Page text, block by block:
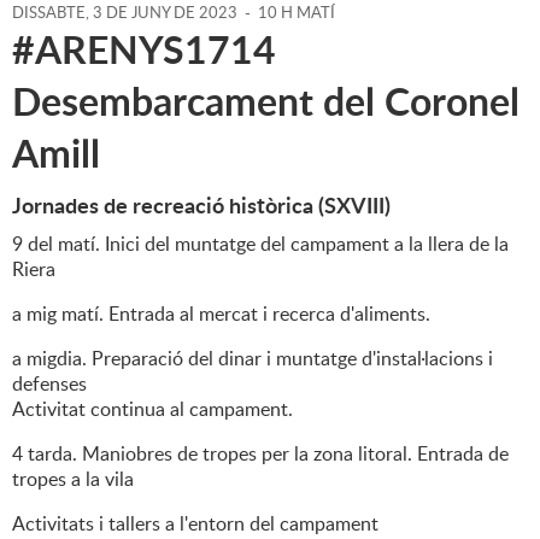
DISSABTE,3 DE JUNY DE 2023 - 10 H MATÍ
#ARENYS1714
Desembarcament del Coronel
Amill
Jornades de recreació històrica (SXVIII)
9 del matí. Inici del muntatge del campament a la llera de la
Riera
a mig matí. Entrada al mercat i recerca d'aliments.
a migdia. Preparació del dinar i muntatge d'instal·lacions i
defenses
Activitat continua al campament.
4 tarda. Maniobres de tropes per la zona litoral. Entrada de
tropes a la vila
Activitats i tallers a l'entorn del campament